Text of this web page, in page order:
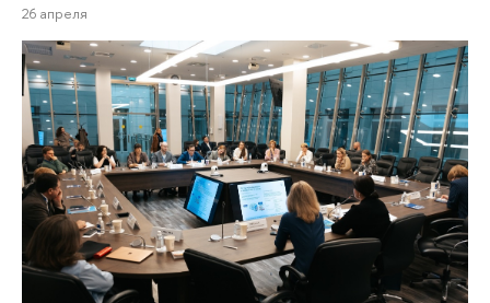
26 апреля